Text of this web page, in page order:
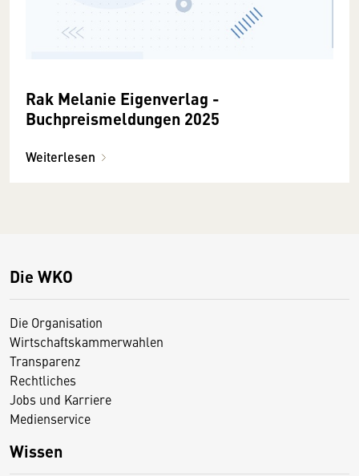
Rak Melanie Eigenverlag -
Buchpreismeldungen 2025
Weiterlesen
Die WKO
Die Organisation
Wirtschaftskammerwahlen
Transparenz
Rechtliches
Jobs und Karriere
Medienservice
Wissen